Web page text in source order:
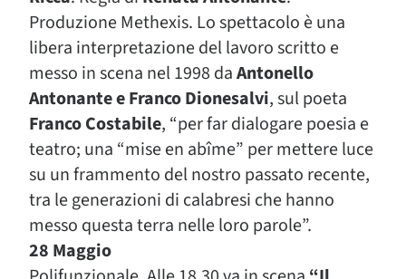
Produzione Methexis. Lo spettacolo è una
libera interpretazione del lavoro scritto e
messo in scena nel 1998 daAntonello
Antonante e Franco Dionesalvi, sul poeta
Franco Costabile, “per far dialogare poesia e
teatro; una “mise en abîme” per mettere luce
su un frammento del nostro passato recente,
tra le generazioni di calabresi che hanno
messo questa terra nelle loro parole”.
28 Maggio